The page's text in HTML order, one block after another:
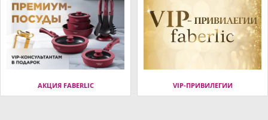
АКЦИЯ FABERLIC VIP-ПРИВИЛЕГИИ